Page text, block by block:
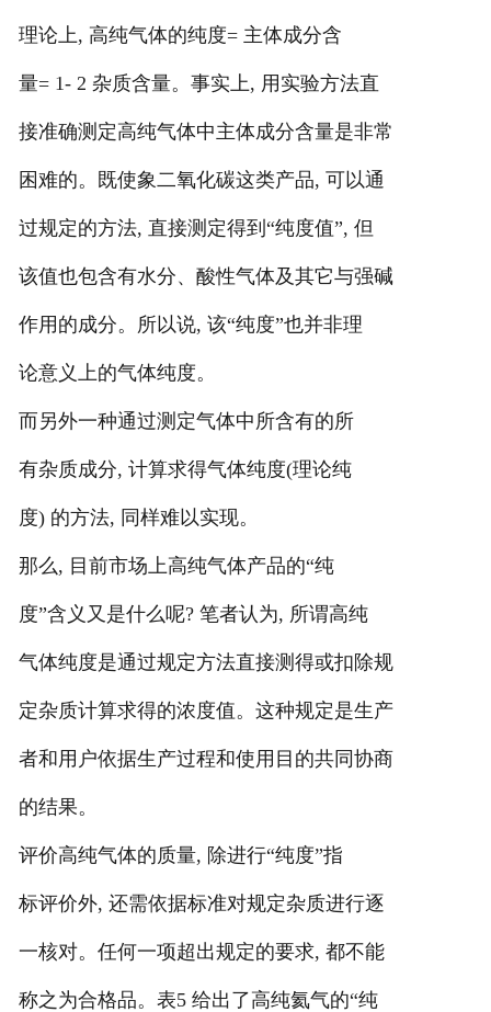
理论上, 高纯气体的纯度= 主体成分含
量= 1- 2 杂质含量。事实上, 用实验方法直
接准确测定高纯气体中主体成分含量是非常
困难的。既使象二氧化碳这类产品, 可以通
过规定的方法, 直接测定得到“纯度值”, 但
该值也包含有水分、酸性气体及其它与强碱
作用的成分。所以说, 该“纯度”也并非理
论意义上的气体纯度。
而另外一种通过测定气体中所含有的所
有杂质成分, 计算求得气体纯度(理论纯
度) 的方法, 同样难以实现。
那么, 目前市场上高纯气体产品的“纯
度”含义又是什么呢? 笔者认为, 所谓高纯
气体纯度是通过规定方法直接测得或扣除规
定杂质计算求得的浓度值。这种规定是生产
者和用户依据生产过程和使用目的共同协商
的结果。
评价高纯气体的质量, 除进行“纯度”指
标评价外, 还需依据标准对规定杂质进行逐
一核对。任何一项超出规定的要求, 都不能
称之为合格品。表5 给出了高纯氦气的“纯